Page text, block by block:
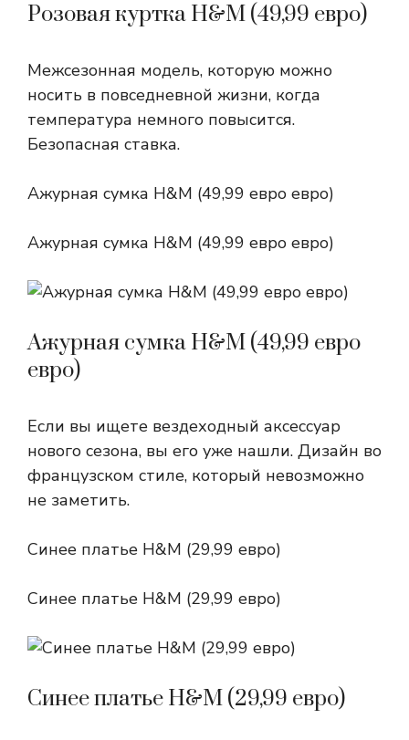
Розовая куртка H&M (49,99 евро)
Межсезонная модель, которую можно
носить в повседневной жизни, когда
температура немного повысится.
Безопасная ставка.
Ажурная сумка H&M (49,99 евро евро)
Ажурная сумка H&M (49,99 евро евро)
Ажурная сумка H&M (49,99 евро
евро)
Если вы ищете вездеходный аксессуар
нового сезона, вы его уже нашли. Дизайн во
французском стиле, который невозможно
не заметить.
Синее платье H&M (29,99 евро)
Синее платье H&M (29,99 евро)
Синее платье H&M (29,99 евро)